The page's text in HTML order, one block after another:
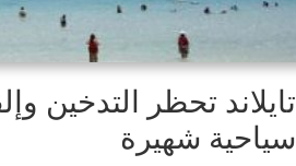
تايلاند تحظر التدخين
سياحية شهيرة